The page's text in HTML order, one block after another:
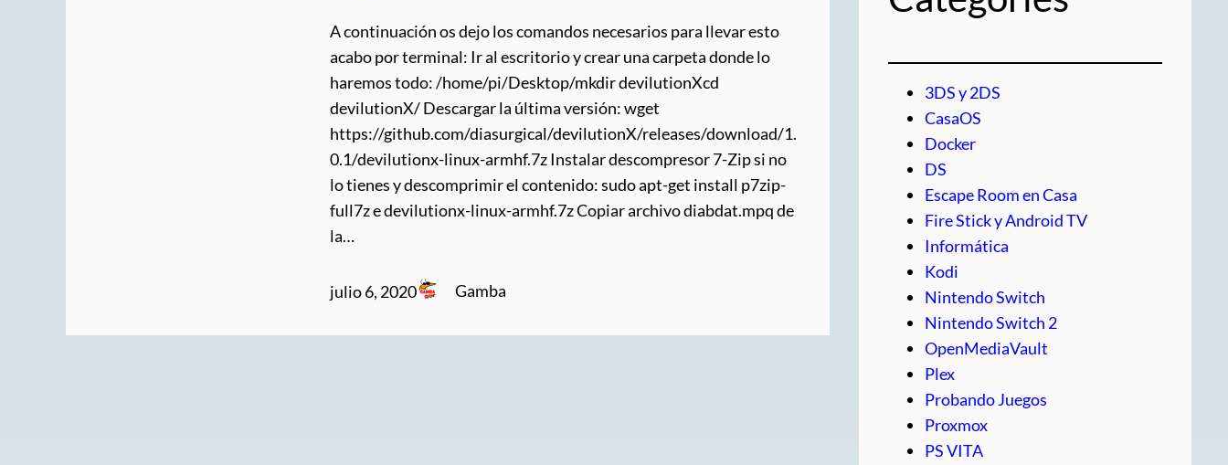
A continuación os dejo los comandos necesarios para llevar esto
acabo por terminal: Ir al escritorio y crear una carpeta donde lo
haremos todo: /home/pi/Desktop/mkdir devilutionXcd
devilutionX/ Descargar la última versión: wget
https://github.com/diasurgical/devilutionX/releases/download/1.
0.1/devilutionx-linux-armhf.7z Instalar descompresor 7-Zip si no
lo tienes y descomprimir el contenido: sudo apt-get install p7zip-
full7z e devilutionx-linux-armhf.7z Copiar archivo diabdat.mpq de
la…
julio 6, 2020 Gamba
3DS y 2DS
CasaOS
Docker
DS
Escape Room en Casa
Fire Stick y Android TV
Informática
Kodi
Nintendo Switch
Nintendo Switch 2
OpenMediaVault
Plex
Probando Juegos
Proxmox
PS VITA